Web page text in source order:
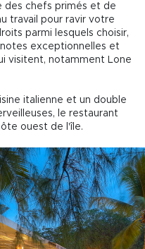
des chefs primés et de
travail pour ravir votre
parmi lesquels choisir,
exceptionnelles et
visitent, notamment Lone
italienne et un double
le restaurant
ouest de l'île.